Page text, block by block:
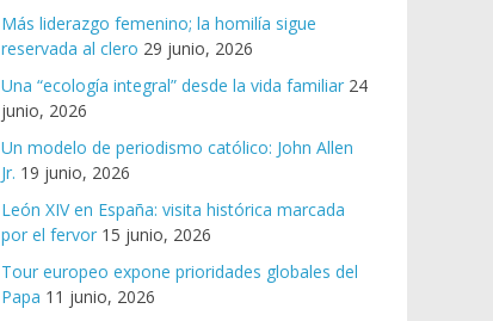
Más liderazgo femenino; la homilía sigue
reservada al clero 29 junio, 2026
Una “ecología integral” desde la vida familiar 24
junio, 2026
Un modelo de periodismo católico: John Allen
Jr. 19 junio, 2026
León XIV en España: visita histórica marcada
por el fervor 15 junio, 2026
Tour europeo expone prioridades globales del
Papa 11 junio, 2026